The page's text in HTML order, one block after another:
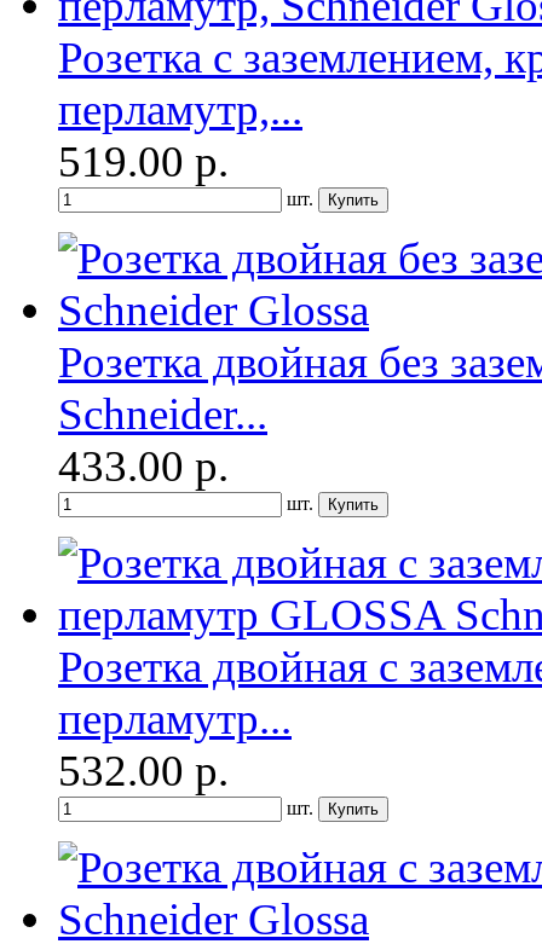
Розетка с заземлением,
перламутр,...
519.00 р.
шт.
Розетка двойная без
Schneider...
433.00 р.
шт.
Розетка двойная с
перламутр...
532.00 р.
шт.